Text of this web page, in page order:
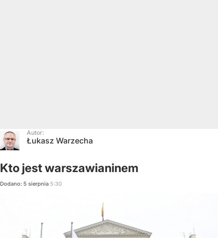
Autor:
Łukasz Warzecha
Kto jest warszawianinem
Dodano: 5 sierpnia 5:30